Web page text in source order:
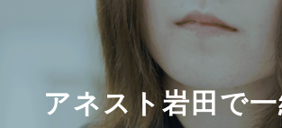
アネスト岩田で